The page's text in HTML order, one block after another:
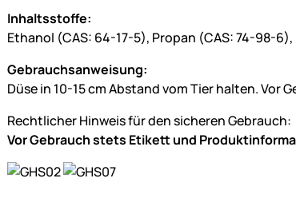
Inhaltsstoffe:
Ethanol (CAS: 64-17-5), Propan (CAS: 74-98-
Gebrauchsanweisung:
Düse in 10-15 cm Abstand vom Tier halten. Vor
Rechtlicher Hinweis für den sicheren Gebrauch:
Vor Gebrauch stets Etikett und